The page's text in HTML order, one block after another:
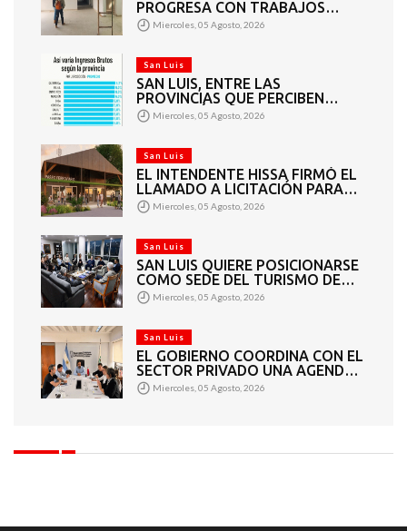
PROGRESA CON TRABAJOS
INTERIORES Y EXTERIORES
Miercoles, 05 Agosto, 2026
San Luis
SAN LUIS, ENTRE LAS
PROVINCIAS QUE PERCIBEN
TASAS MÁS BAJAS DE INGRESOS
BRUTOS
Miercoles, 05 Agosto, 2026
San Luis
EL INTENDENTE HISSA FIRMÓ EL
LLAMADO A LICITACIÓN PARA
CONSTRUIR EL PASEO
FERROVIARIO PARA
VENDEDORES
Miercoles, 05 Agosto, 2026
San Luis
SAN LUIS QUIERE POSICIONARSE
COMO SEDE DEL TURISMO DE
REUNIONES
Miercoles, 05 Agosto, 2026
San Luis
EL GOBIERNO COORDINA CON EL
SECTOR PRIVADO UNA AGENDA
DE GRANDES EVENTOS
Miercoles, 05 Agosto, 2026